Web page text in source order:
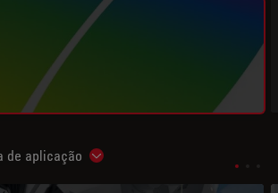
de aplicação Show subnavigation